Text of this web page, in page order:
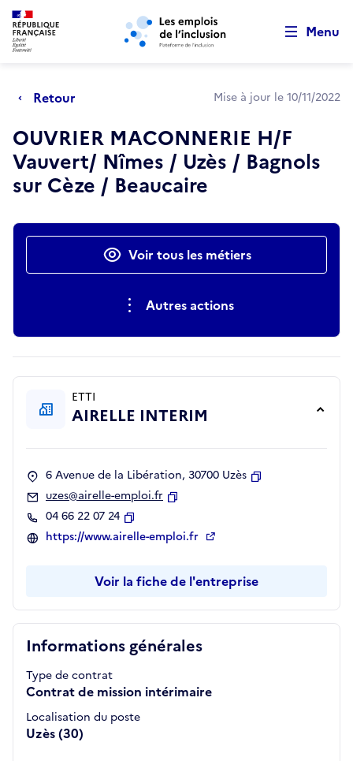
Aller au menu principal Aller au contenu principal
Menu
Retour Mise à jour le 10/11/2022
OUVRIER MACONNERIE H/F
Vauvert/ Nîmes / Uzès / Bagnols
sur Cèze / Beaucaire
Actions rapidesVoir tous les métiers
Autres actions
Informations générales
Type de contrat
Contrat de mission intérimaire
Localisation du poste
Uzès (30)
ETTI
AIRELLE INTERIM
6 Avenue de la Libération, 30700 Uzès
uzes@airelle-emploi.fr
04 66 22 07 24
Copier
https://www.airelle-emploi.fr
Voir la fiche de l'entreprise
Retour au début de la page
Panneau de gestion des cookies